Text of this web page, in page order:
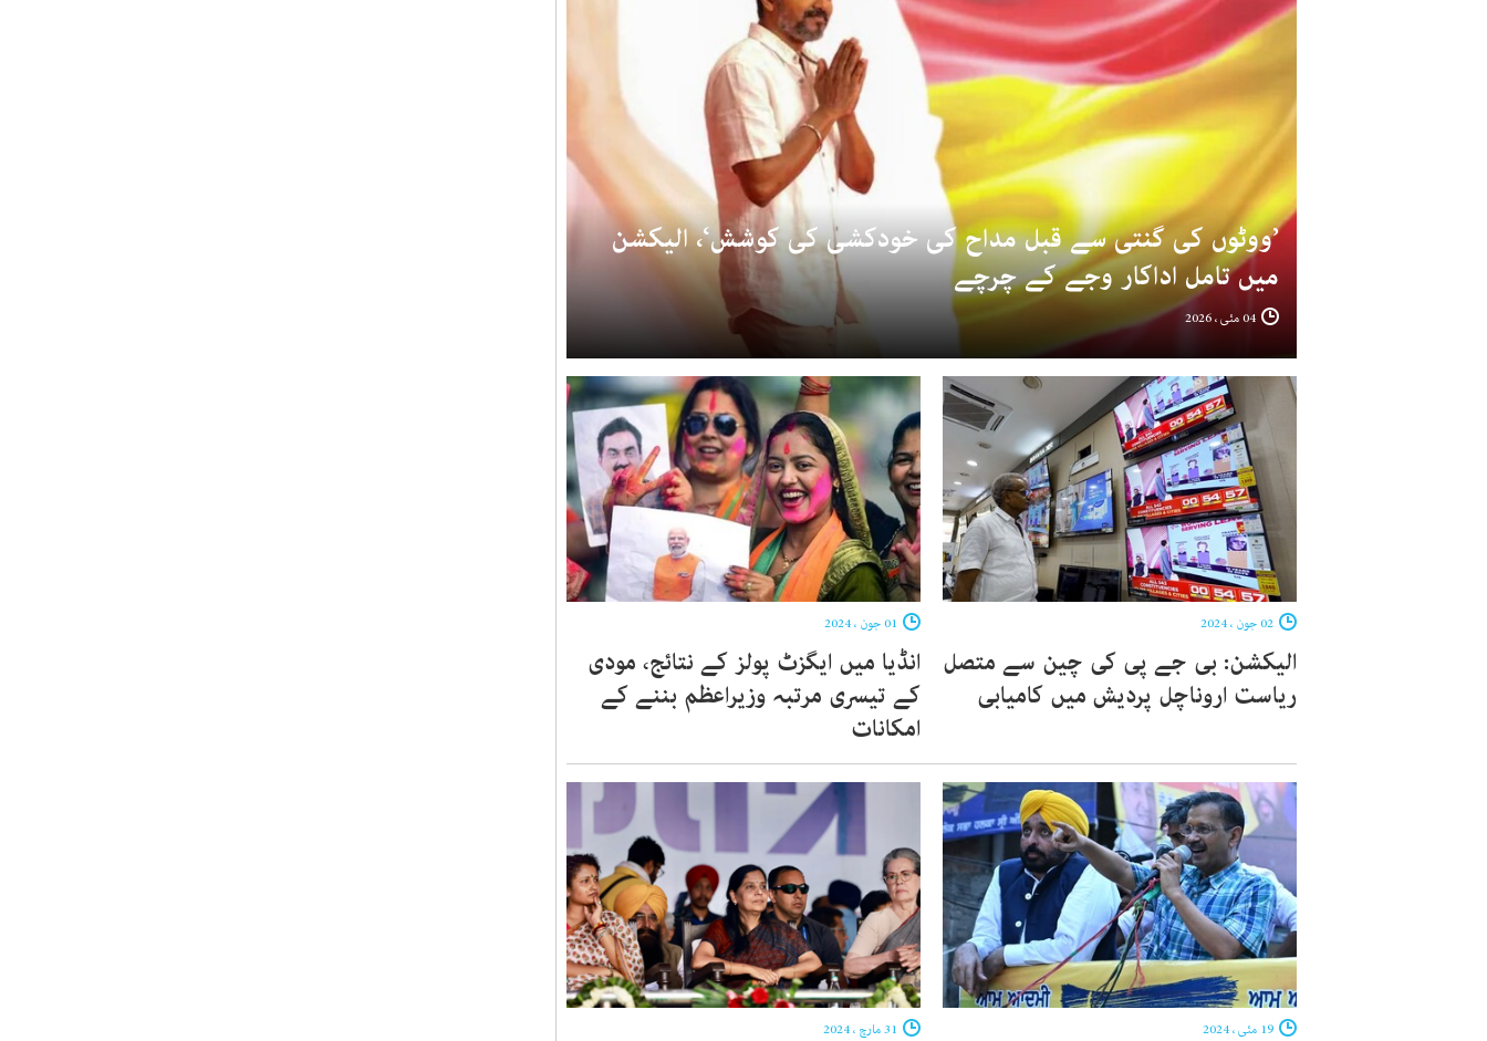
’ووٹوں کی گنتی سے قبل مداح کی خودکشی کی کوشش‘، الیکشن
میں تامل اداکار وجے کے چرچے
الیکشن: بی جے پی کی چین سے متصل
ریاست اروناچل پردیش میں کامیابی
انڈیا میں ایگزٹ پولز کے نتائج، مودی
کے تیسری مرتبہ وزیراعظم بننے کے
امکانات